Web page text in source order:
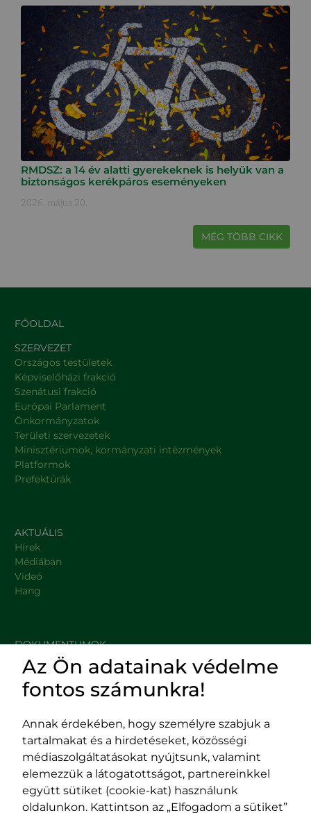
RMDSZ: a 14 év alatti gyerekeknek is helyük van a
biztonságos kerékpáros eseményeken
2026. május 20.
MÉG TÖBB CIKK
FŐOLDAL
SZERVEZET
Országos testületek
Képviselőházi frakció
Szenátusi frakció
Európai Parlament
Önkormányzatok
Területi szervezetek
Minisztériumok, kormányzati intézmények
Platformok
Prefektúrák
AKTUÁLIS
Hírek
Médiában
Videó
Hang
DOKUMENTUMOK
HASZNOS LINKEK
Impresszum
Adatvédelmi szabályzat
EPP program
400029 Kolozsvár,
400489 Kolozsvár,
Az Ön adatainak védelme
fontos számunkra!
Annak érdekében, hogy személyre szabjuk a
tartalmakat és a hirdetéseket, közösségi
médiaszolgáltatásokat nyújtsunk, valamint
elemezzük a látogatottságot, partnereinkkel
együtt sütiket (cookie-kat) használunk
oldalunkon. Kattintson az „Elfogadom a sütiket”